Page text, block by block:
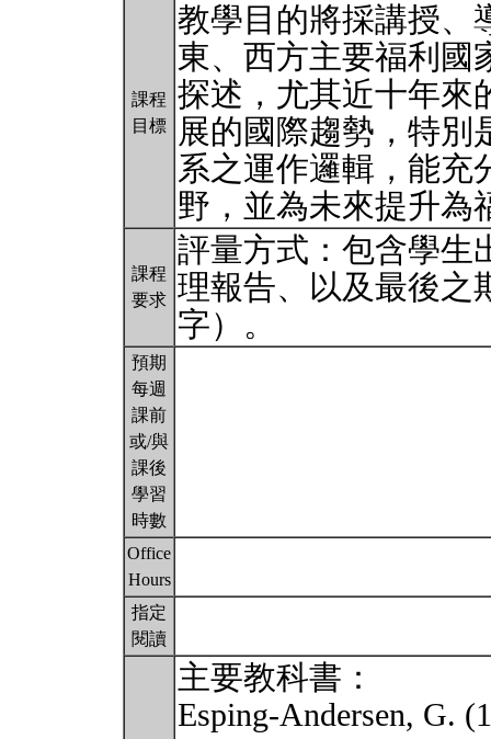
課程
目標
教學目的將採講授、
東、西方主要福利國
探述，尤其近十年來
展的國際趨勢，特別
系之運作邏輯，能充
野，並為未來提升
課程
要求
評量方式：包含學生
理報告、以及最後之
字）。
預期
每週
課前
或/與
課後
學習
時數
Office
Hours
指定
閱讀
主要教科書：
Esping-Andersen, G.